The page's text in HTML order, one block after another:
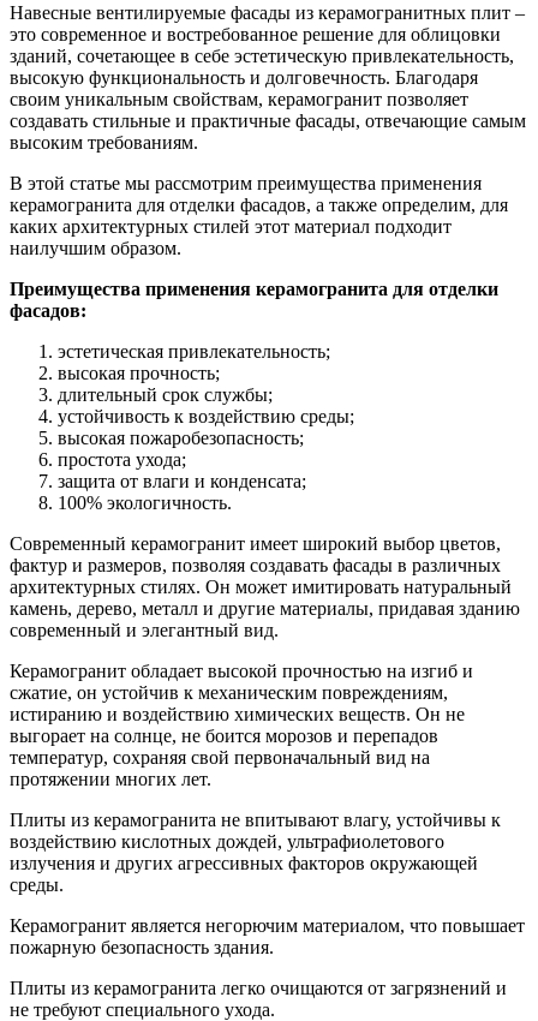
Навесные вентилируемые фасады из керамогранитных плит –
это современное и востребованное решение для облицовки
зданий, сочетающее в себе эстетическую привлекательность,
высокую функциональность и долговечность. Благодаря
своим уникальным свойствам, керамогранит позволяет
создавать стильные и практичные фасады, отвечающие самым
высоким требованиям.
В этой статье мы рассмотрим преимущества применения
керамогранита для отделки фасадов, а также определим, для
каких архитектурных стилей этот материал подходит
наилучшим образом.
Преимущества применения керамогранита для отделки
фасадов:
эстетическая привлекательность;
высокая прочность;
длительный срок службы;
устойчивость к воздействию среды;
высокая пожаробезопасность;
простота ухода;
защита от влаги и конденсата;
100% экологичность.
Современный керамогранит имеет широкий выбор цветов,
фактур и размеров, позволяя создавать фасады в различных
архитектурных стилях. Он может имитировать натуральный
камень, дерево, металл и другие материалы, придавая зданию
современный и элегантный вид.
Керамогранит обладает высокой прочностью на изгиб и
сжатие, он устойчив к механическим повреждениям,
истиранию и воздействию химических веществ. Он не
выгорает на солнце, не боится морозов и перепадов
температур, сохраняя свой первоначальный вид на
протяжении многих лет.
Плиты из керамогранита не впитывают влагу, устойчивы к
воздействию кислотных дождей, ультрафиолетового
излучения и других агрессивных факторов окружающей
среды.
Керамогранит является негорючим материалом, что повышает
пожарную безопасность здания.
Плиты из керамогранита легко очищаются от загрязнений и
не требуют специального ухода.